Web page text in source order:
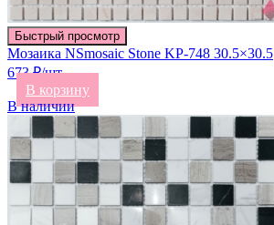
Быстрый просмотр
Мозаика NSmosaic Stone KP-748 30.5×30.5
673 ₽/шт
В корзину
В наличии